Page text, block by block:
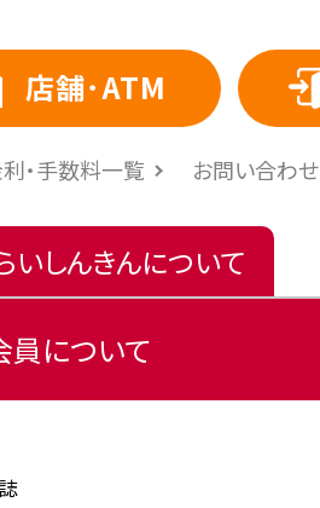
いしんきんについて
員について
店舗･ATM
・⼿数料⼀覧 お問い合わせ